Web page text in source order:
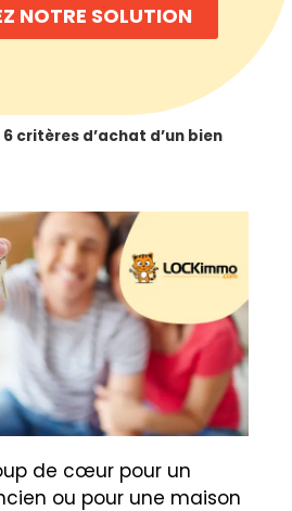
NOTRE SOLUTION
6 critères d’achat d’un bien
de cœur pour un
ou pour une maison